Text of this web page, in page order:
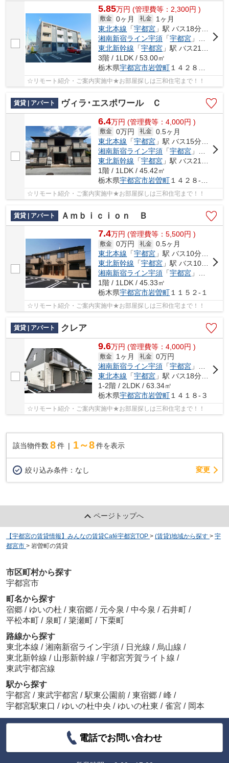
5.85万円 (管理費等：2,300円 )
敷金 0ヶ月 礼金
1ヶ月
東北本線 「宇都宮 」駅 バス18分 「堀切」 停歩3分
湘南新宿ライン宇須 「宇都宮 」駅 バス21分 「堀切（栃木県）」 停歩5分
東北新幹線 「宇都宮 」駅 バス21分 「堀切（栃木県）」 停歩5分
3階 / 1LDK / 53.00㎡
栃木県宇都宮市岩曽町 １４２８－１６
☆リモート紹介・ご案内実施中★お部屋探しは三和住宅まで！！
賃貸 | アパート ヴィラ･エスポワール Ｃ
6.4万円 (管理費等：4,000円 )
敷金 0万円 礼金 0.5ヶ月
東北本線 「宇都宮 」駅 バス15分 「堀切」 停歩4分
湘南新宿ライン宇須 「宇都宮 」駅 バス15分 「堀切」 停歩4分
東北新幹線 「宇都宮 」駅 バス21分 「堀切（栃木県）」 停歩6分
1階 / 1LDK / 45.42㎡
栃木県宇都宮市岩曽町 １４２８-１４
☆リモート紹介・ご案内実施中★お部屋探しは三和住宅まで！！
賃貸 | アパート Ａｍｂｉｃｉｏｎ Ｂ
7.4万円 (管理費等：5,500円 )
敷金 0万円 礼金 0.5ヶ月
東北本線 「宇都宮 」駅 バス10分 「関東バス地蔵前」 停歩6分
東北新幹線 「宇都宮 」駅 バス10分 「関東バス地蔵前」 停歩6分
湘南新宿ライン宇須 「宇都宮 」駅 バス10分 「関東バス地蔵前」 停歩6分
1階 / 1LDK / 45.33㎡
栃木県宇都宮市岩曽町１１５２-１
☆リモート紹介・ご案内実施中★お部屋探しは三和住宅まで！！
賃貸 | アパート クレア
9.6万円 (管理費等：4,000円 )
敷金 1ヶ月 礼金 0万円
湘南新宿ライン宇須 「宇都宮 」駅 バス18分 「堀切（栃木県）」 停歩6分車13分
東北本線 「宇都宮 」駅 バス18分 「堀切（栃木県）」 停歩6分
1-2階 / 2LDK / 63.34㎡
栃木県宇都宮市岩曽町１４１８-３
☆リモート紹介・ご案内実施中★お部屋探しは三和住宅まで！！
該当物件数 8件 1～8 件を表示
絞り込み条件： なし 変更
ページトップへ
【宇都宮の賃貸情報】みんなの賃貸Café宇都宮TOP > (賃貸)地域から探す > 宇
都宮市 > 岩曽町の賃貸
市区町村から探す
宇都宮市
町名から探す
宿郷 / ゆいの杜 / 東宿郷 / 元今泉 / 中今泉 / 石井町 /
平松本町 / 泉町 / 簗瀬町 / 下栗町
路線から探す
東北本線 / 湘南新宿ライン宇須 / 日光線 / 烏山線 /
東北新幹線 / 山形新幹線 / 宇都宮芳賀ライト線 /
東武宇都宮線
駅から探す
宇都宮 / 東武宇都宮 / 駅東公園前 / 東宿郷 / 峰 /
宇都宮駅東口 / ゆいの杜中央 / ゆいの杜東 / 雀宮 / 岡本
電話でお問い合わせ